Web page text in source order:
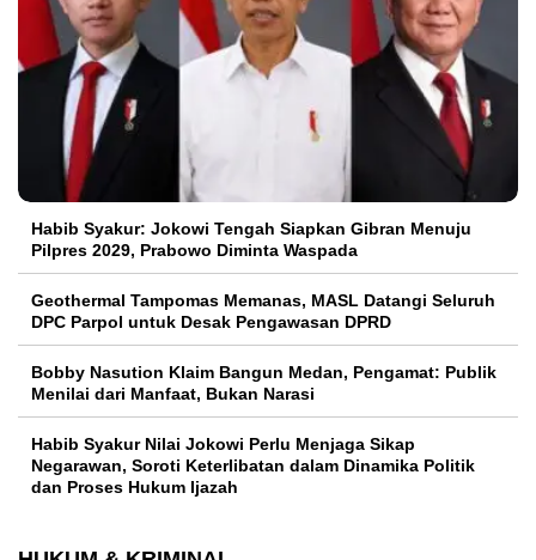
Habib Syakur: Jokowi Tengah Siapkan Gibran Menuju
Pilpres 2029, Prabowo Diminta Waspada
Geothermal Tampomas Memanas, MASL Datangi Seluruh
DPC Parpol untuk Desak Pengawasan DPRD
Bobby Nasution Klaim Bangun Medan, Pengamat: Publik
Menilai dari Manfaat, Bukan Narasi
Habib Syakur Nilai Jokowi Perlu Menjaga Sikap
Negarawan, Soroti Keterlibatan dalam Dinamika Politik
dan Proses Hukum Ijazah